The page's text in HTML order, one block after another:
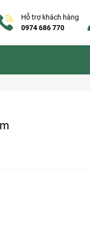
Hỗ trợ khách hàng
0974 686 770